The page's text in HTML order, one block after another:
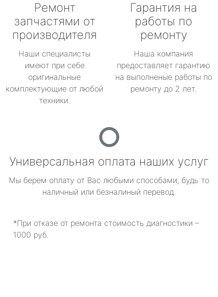
Ремонт
запчастями от
производителя
Наши специалисты
имеют при себе
оригинальные
комплектующие от любой
техники.
Гарантия на
работы по
ремонту
Наша компания
предоставляет гарантию
на выполненые работы по
ремонту до 2 лет.
Универсальная оплата наших услуг
Мы берем оплату от Вас любыми способами, будь то
наличный или безналиный перевод.
*При отказе от ремонта стоимость диагностики –
1000 руб.